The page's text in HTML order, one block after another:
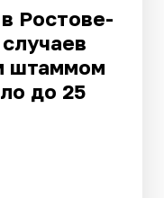
Ростове-
штаммом
до 25